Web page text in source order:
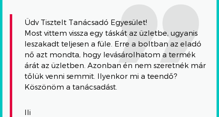
Üdv Tisztelt Tanácsadó Egyesület!
Most vittem vissza egy táskát az üzletbe, ugyanis
leszakadt teljesen a füle. Erre a boltban az eladó
nő azt mondta, hogy levásárolhatom a termék
árát az üzletben. Azonban én nem szeretnék már
tőlük venni semmit. Ilyenkor mi a teendő?
Köszönöm a tanácsadást.
Ili